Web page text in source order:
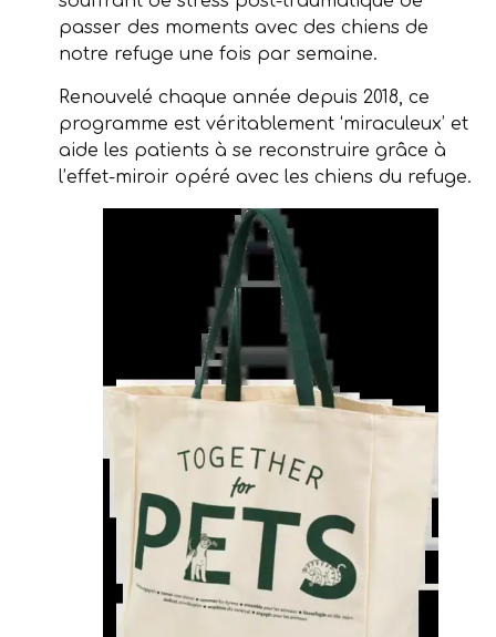
passer des moments avec des chiens de
notre refuge une fois par semaine.
Renouvelé chaque année depuis 2018, ce
programme est véritablement ‘miraculeux’ et
aide les patients à se reconstruire grâce à
l’effet-miroir opéré avec les chiens du refuge.